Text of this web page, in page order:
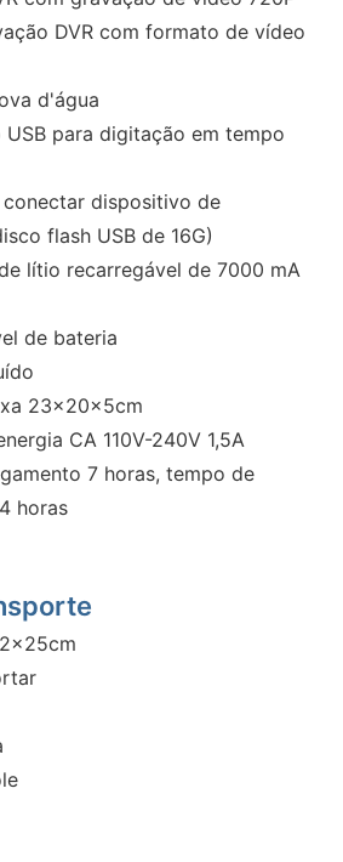
DVR com formato de vídeo
d'água
para digitação em tempo
dispositivo de
flash USB de 16G)
lítio recarregável de 7000 mA
de bateria
23x20x5cm
CA 110V-240V 1,5A
7 horas, tempo de
horas